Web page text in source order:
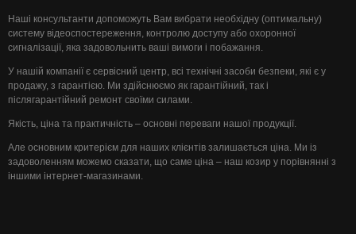
Наші консультанти допоможуть Вам вибрати необхідну (оптимальну)
систему відеоспостереження, контролю доступу або охоронної
сигналізації, яка задовольнить ваші вимоги і побажання.
У нашій компанії є сервісний центр, всі технічні засоби безпеки, які є у
продажу, з гарантією. Ми здійснюємо як гарантійний, так і
післягарантійний ремонт своїми силами.
Якість, ціна та практичність – основні переваги нашої продукції.
Але основним критерієм для наших клієнтів залишається ціна. Ми із
задоволенням можемо сказати, що саме ціна – наш козир у порівнянні з
іншими інтернет-магазинами.